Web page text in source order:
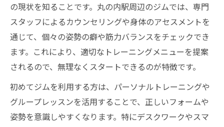
ジムで変わる！理想のボディと姿勢
ジム通いで理想の姿勢とボディを目指す
パーソナルジムの活用で姿勢改善に挑戦
丸の内駅ジムで見直す体のバランス作り
ストレッチ習慣化で姿勢の安定感を実感
効率的な姿勢改善ならジム通いがおすすめ
の現状を知ることです。丸の内駅周辺のジムでは、専門
スタッフによるカウンセリングや身体のアセスメントを
通じて、個々の姿勢の癖や筋力バランスをチェックでき
ます。これにより、適切なトレーニングメニューを提案
されるので、無理なくスタートできるのが特徴です。
初めてジムを利用する方は、パーソナルトレーニングや
グループレッスンを活用することで、正しいフォームや
姿勢を意識しやすくなります。特にデスクワークやスマ